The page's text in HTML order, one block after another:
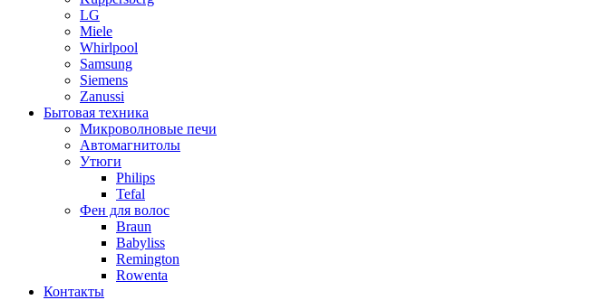
LG
Miele
Whirlpool
Samsung
Siemens
Zanussi
Бытовая техника
Микроволновые печи
Автомагнитолы
Утюги
Philips
Tefal
Фен для волос
Braun
Babyliss
Remington
Rowenta
Контакты